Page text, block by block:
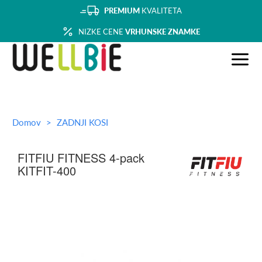
PREMIUM KVALITETA
NIZKE CENE VRHUNSKE ZNAMKE
Domov ZADNJI KOSI
FITFIU FITNESS 4-pack
KITFIT-400